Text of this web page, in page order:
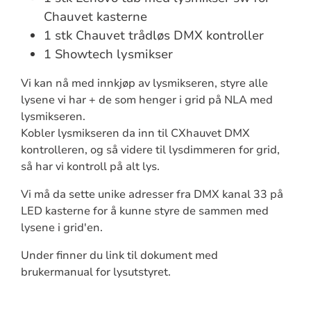
Chauvet kasterne
1 stk Chauvet trådløs DMX kontroller
1 Showtech lysmikser
Vi kan nå med innkjøp av lysmikseren, styre alle
lysene vi har + de som henger i grid på NLA med
lysmikseren.
Kobler lysmikseren da inn til CXhauvet DMX
kontrolleren, og så videre til lysdimmeren for grid,
så har vi kontroll på alt lys.
Vi må da sette unike adresser fra DMX kanal 33 på
LED kasterne for å kunne styre de sammen med
lysene i grid'en.
Under finner du link til dokument med
brukermanual for lysutstyret.